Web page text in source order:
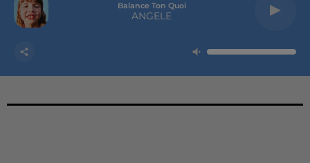
Balance Ton Quoi
ANGELE